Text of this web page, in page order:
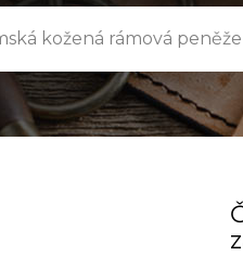
kožená rámová